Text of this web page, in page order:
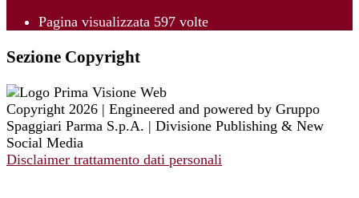
Pagina visualizzata 597 volte
Sezione Copyright
Copyright 2026 | Engineered and powered by Gruppo
Spaggiari Parma S.p.A. | Divisione Publishing & New
Social Media
Disclaimer trattamento dati personali